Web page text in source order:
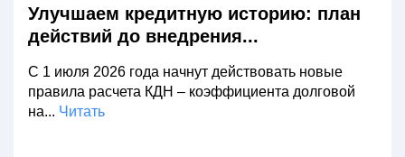
Улучшаем кредитную историю: план
действий до внедрения...
С 1 июля 2026 года начнут действовать новые
правила расчета КДН – коэффициента долговой
на... Читать